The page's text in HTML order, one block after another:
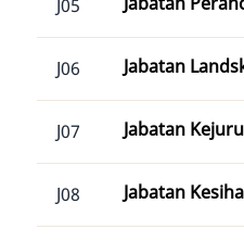
J05
J06 Jabatan
J07 Jabatan
J08 Jabatan